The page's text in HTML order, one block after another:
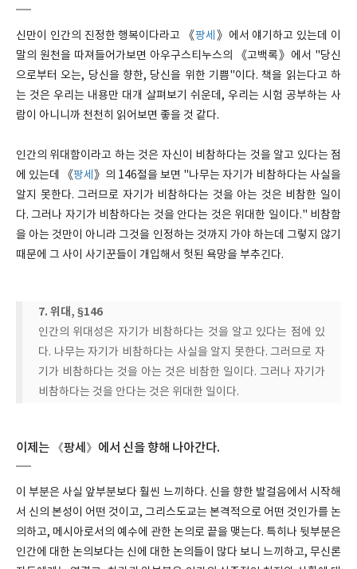
신만이 인간의 진정한 행복이다라고 《팡세 》에서 얘기하고 있는데 이
말의 원천을 따져들어가보면 아우구스티누스의 《고백록》에서 "당신
으로부터 오는, 당신을 향한, 당신을 위한 기쁨"이다. 책을 읽는다고 하
는 것은 우리는 내용만 대개 살펴보기 쉬운데, 우리는 시험 공부하는 사
람이 아니니까 천천히 읽어보면 좋을 것 같다.
인간의 위대함이라고 하는 것은 자신이 비참하다는 것을 알고 있다는 점
에 있는데 《팡세 》의 146절을 보면 "나무는 자기가 비참하다는 사실을
알지 못한다. 그러므로 자기가 비참하다는 것을 아는 것은 비참한 일이
다. 그러나 자기가 비참하다는 것을 안다는 것은 위대한 일이다." 비참함
을 아는 것만이 아니라 그것을 인정하는 것까지 가야 하는데 그렇지 않기
때문에 그 사이 사기꾼들이 개입해서 헛된 욕망을 부추긴다.
7. 위대, §146
인간의 위대성은 자기가 비참하다는 것을 알고 있다는 점에 있
다. 나무는 자기가 비참하다는 사실을 알지 못한다. 그러므로 자
기가 비참하다는 것을 아는 것은 비참한 일이다. 그러나 자기가
비참하다는 것을 안다는 것은 위대한 일이다.
이제는 《팡세》에서 신을 향해 나아간다.
이 부분은 사실 앞부분보다 훨씬 느끼하다. 신을 향한 발걸음에서 시작해
서 신의 본성이 어떤 것이고, 그리스도교는 본격적으로 어떤 것인가를 논
의하고, 메시아로서의 예수에 관한 논의로 끝을 맺는다. 특히나 뒷부분은
인간에 대한 논의보다는 신에 대한 논의들이 많다 보니 느끼하고, 무신론